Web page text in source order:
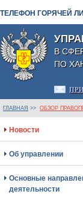
ТЕЛЕФОН ГОРЯЧЕЙ
В
ПО
ГЛАВНАЯ >> ОБЗОР
Новости
Об управлении
Основные
деятельности